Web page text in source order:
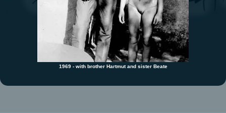
1969 - with brother Hartmut and sister Beate